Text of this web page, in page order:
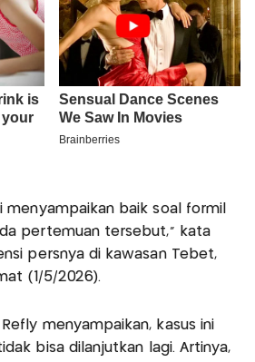
menyampaikan baik soal formil
pertemuan tersebut," kata
persnya di kawasan Tebet,
(1/5/2026).
menyampaikan, kasus ini
bisa dilanjutkan lagi. Artinya,